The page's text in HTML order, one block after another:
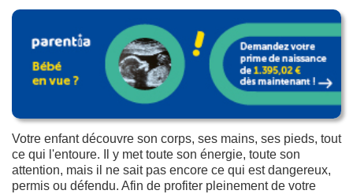
Paragraphs
Votre enfant découvre son corps, ses mains, ses pieds, tout
ce qui l'entoure. Il y met toute son énergie, toute son
attention, mais il ne sait pas encore ce qui est dangereux,
permis ou défendu. Afin de profiter pleinement de votre